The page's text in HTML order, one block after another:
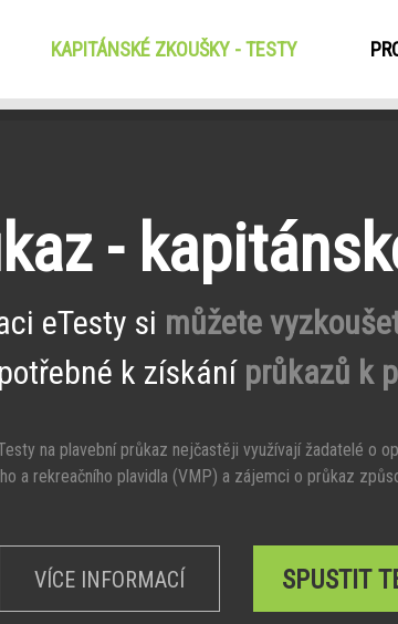
KAPITÁNSKÉ ZKOUŠKY - TESTY(CURRENT)
-
eTesty si můžete
potřebné k získání průkazů k
na plavební průkaz nejčastěji využívají žadatelé o
a rekreačního plavidla (VMP) a zájemci o průkaz
VÍCE INFORMACÍ SPUSTIT